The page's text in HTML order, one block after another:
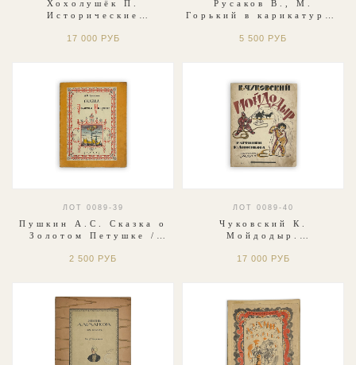
Хохолушёк П.
Исторические
славянского быта.
17 000 РУБ
Русаков В., М.
Горький в карикатурах
иллюстр. СПб., Т-во
5 500 РУБ
ЛОТ 0089-39
Пушкин А.С. Сказка о
Золотом Петушке /
М.; Л.: Детгиз, 1950
2 500 РУБ
ЛОТ 0089-40
Чуковский К.
Мойдодыр.
детей / картинки Ю.
17 000 РУБ